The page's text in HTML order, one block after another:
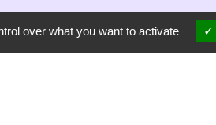
over what you want to activate